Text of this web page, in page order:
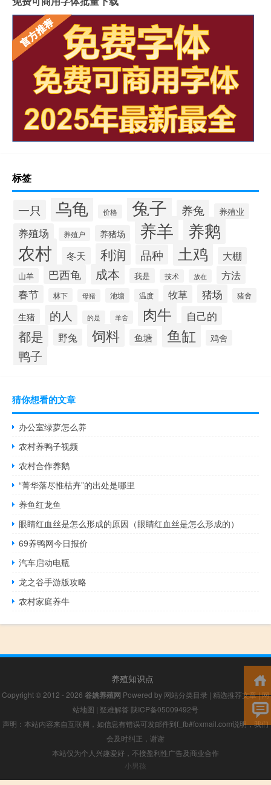
标签
一只 乌龟 价格 兔子 养兔 养殖业
养殖场 养殖户 养猪场 养羊 养鹅
农村 冬天 利润 品种 土鸡 大棚
山羊 巴西龟 成本 我是 技术 放在
方法
春节
林下 母猪 池塘 温度 牧草 猪场 猪舍
生猪 的人 的是 羊舍 肉牛 自己的
都是 野兔 饲料 鱼塘 鱼缸 鸡舍
鸭子
猜你想看的文章
办公室绿萝怎么养
农村养鸭子视频
农村合作养鹅
“菁华落尽惟枯卉”的出处是哪里
养鱼红龙鱼
眼睛红血丝是怎么形成的原因（眼睛红血丝是怎么形成的）
69养鸭网今日报价
汽车启动电瓶
龙之谷手游版攻略
农村家庭养牛
养殖知识点
Copyright © 2012 - 2026 谷姚养殖网 Powered by 网站分类目录 | 精选推荐文章|网
站地图 | 疑难解答 陕ICP备05009492号
声明：本站内容来自互联网，如信息有错误可发邮件到f_fb#foxmail.com说明，我们
会及时纠正，谢谢
本站仅为个人兴趣爱好，不接盈利性广告及商业合作
小男孩